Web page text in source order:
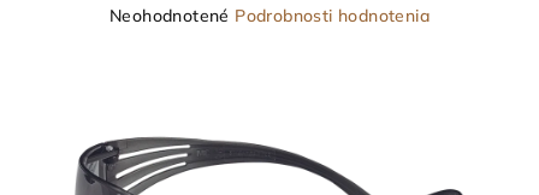
Priemerné
z
5
hviezdičiek.
Neohodnotené Podrobnosti hodnotenia